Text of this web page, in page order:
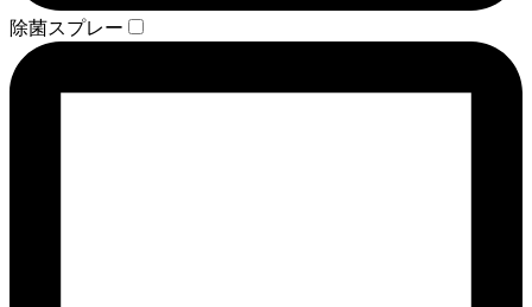
除菌スプレー